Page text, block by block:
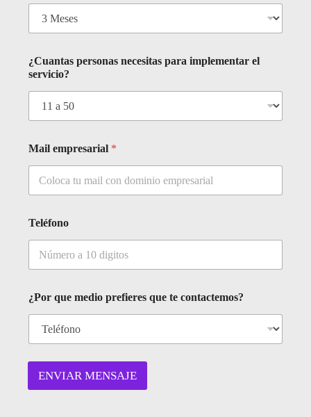
¿Cuantas personas necesitas para implementar el
servicio?
Mail empresarial *
Teléfono
¿Por que medio prefieres que te contactemos?
ENVIAR MENSAJE